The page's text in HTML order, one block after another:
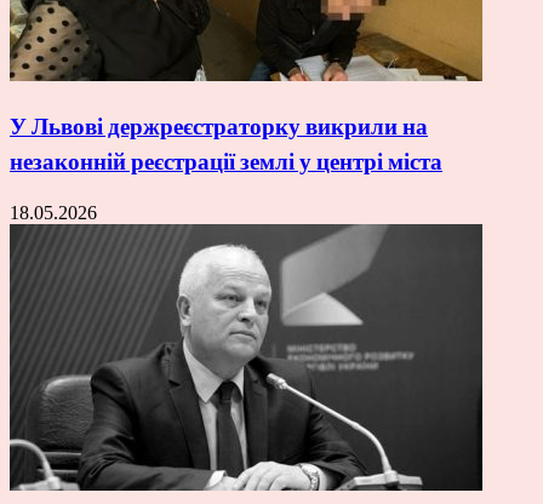
У Львові держреєстраторку викрили на
незаконній реєстрації землі у центрі міста
18.05.2026